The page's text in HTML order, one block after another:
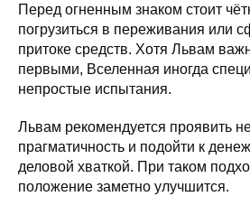
Перед огненным знаком стоит
погрузиться в переживания или
притоке средств. Хотя Львам
первыми, Вселенная иногда
непростые испытания.
Львам рекомендуется проявить
прагматичность и подойти к
деловой хваткой. При таком
положение заметно улучшится.